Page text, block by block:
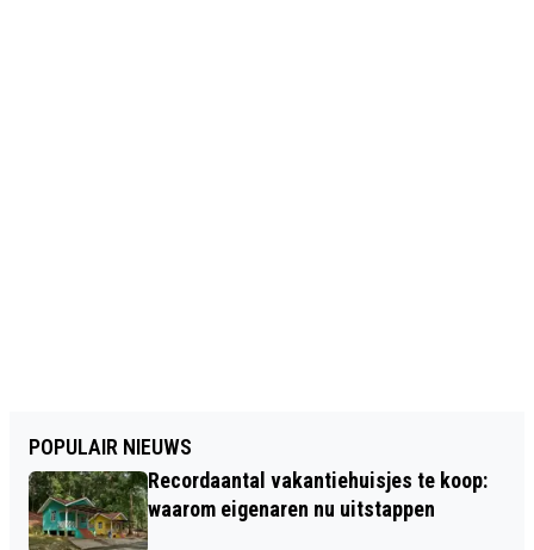
POPULAIR NIEUWS
Recordaantal vakantiehuisjes te koop:
waarom eigenaren nu uitstappen